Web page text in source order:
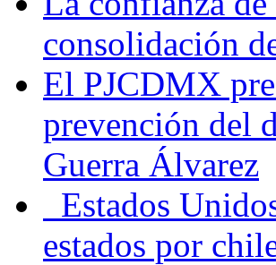
consolidación
El PJCDMX
prevención del
Guerra Álvarez
Estados
estados por